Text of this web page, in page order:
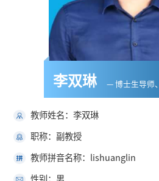
李双琳 — 博士生导师
教师姓名：李双琳
职称：副教授
教师拼音名称：lishuanglin
性别：男